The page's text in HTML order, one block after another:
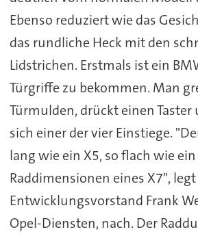
Ebenso reduziert wie das
das rundliche Heck mit den
Lidstrichen. Erstmals ist ein
Türgriffe zu bekommen. Man
Türmulden, drückt einen
sich einer der vier Einstiege.
lang wie ein X5, so flach wie
Raddimensionen eines X7", legt
Entwicklungsvorstand Frank
Opel-Diensten, nach. Der